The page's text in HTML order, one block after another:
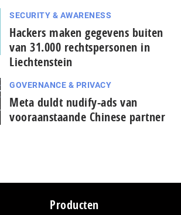
SECURITY & AWARENESS
Hackers maken gegevens buiten
van 31.000 rechtspersonen in
Liechtenstein
GOVERNANCE & PRIVACY
Meta duldt nudify-ads van
vooraanstaande Chinese partner
Producten